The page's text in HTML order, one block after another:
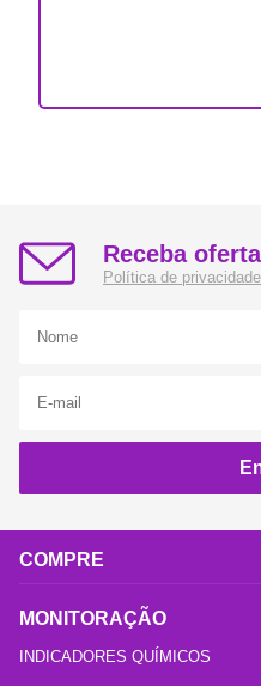
Receba
Política de privacidade
COMPRE
MONITORAÇÃO
INDICADORES QUÍMICOS